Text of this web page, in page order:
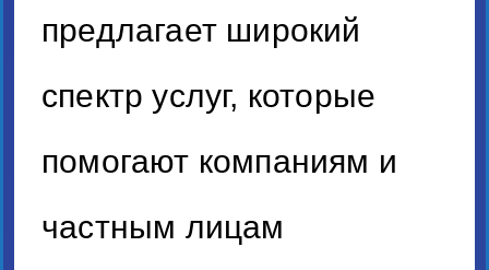
предлагает широкий
спектр услуг, которые
помогают компаниям и
частным лицам